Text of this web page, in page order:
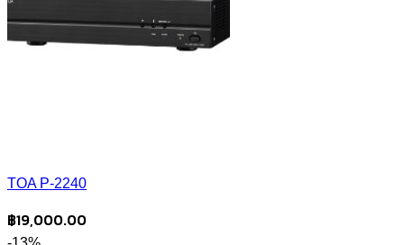
TOA P-2240
฿19,000.00